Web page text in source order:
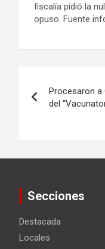
fiscalía pidió la
opuso. Fuente
de
Procesaron a
del
Secciones
Destacada
Locales